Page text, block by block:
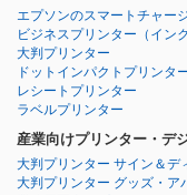
エプソンのスマートチャー
ビジネスプリンター （イン
大判プリンター
ドットインパクトプリンタ
レシートプリンター
ラベルプリンター
産業向けプリンター・デ
大判プリンター サイン＆デ
大判プリンター グッズ・ア